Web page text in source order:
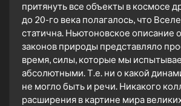
притянуть все объекты в космосе
до 20-го века полагалось, что
статична. Ньютоновское описание
законов природы представляло
время, силы, которые мы
абсолютными. Т.е. ни о какой
не могло быть и речи. Никакого
расширения в картине мира